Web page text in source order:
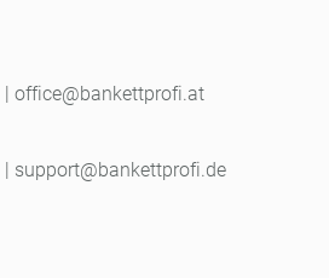
| office@bankettprofi.at
| support@bankettprofi.de